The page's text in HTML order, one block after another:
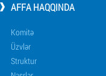
AFFA HAQQINDA
Komitə
Üzvlər
Struktur